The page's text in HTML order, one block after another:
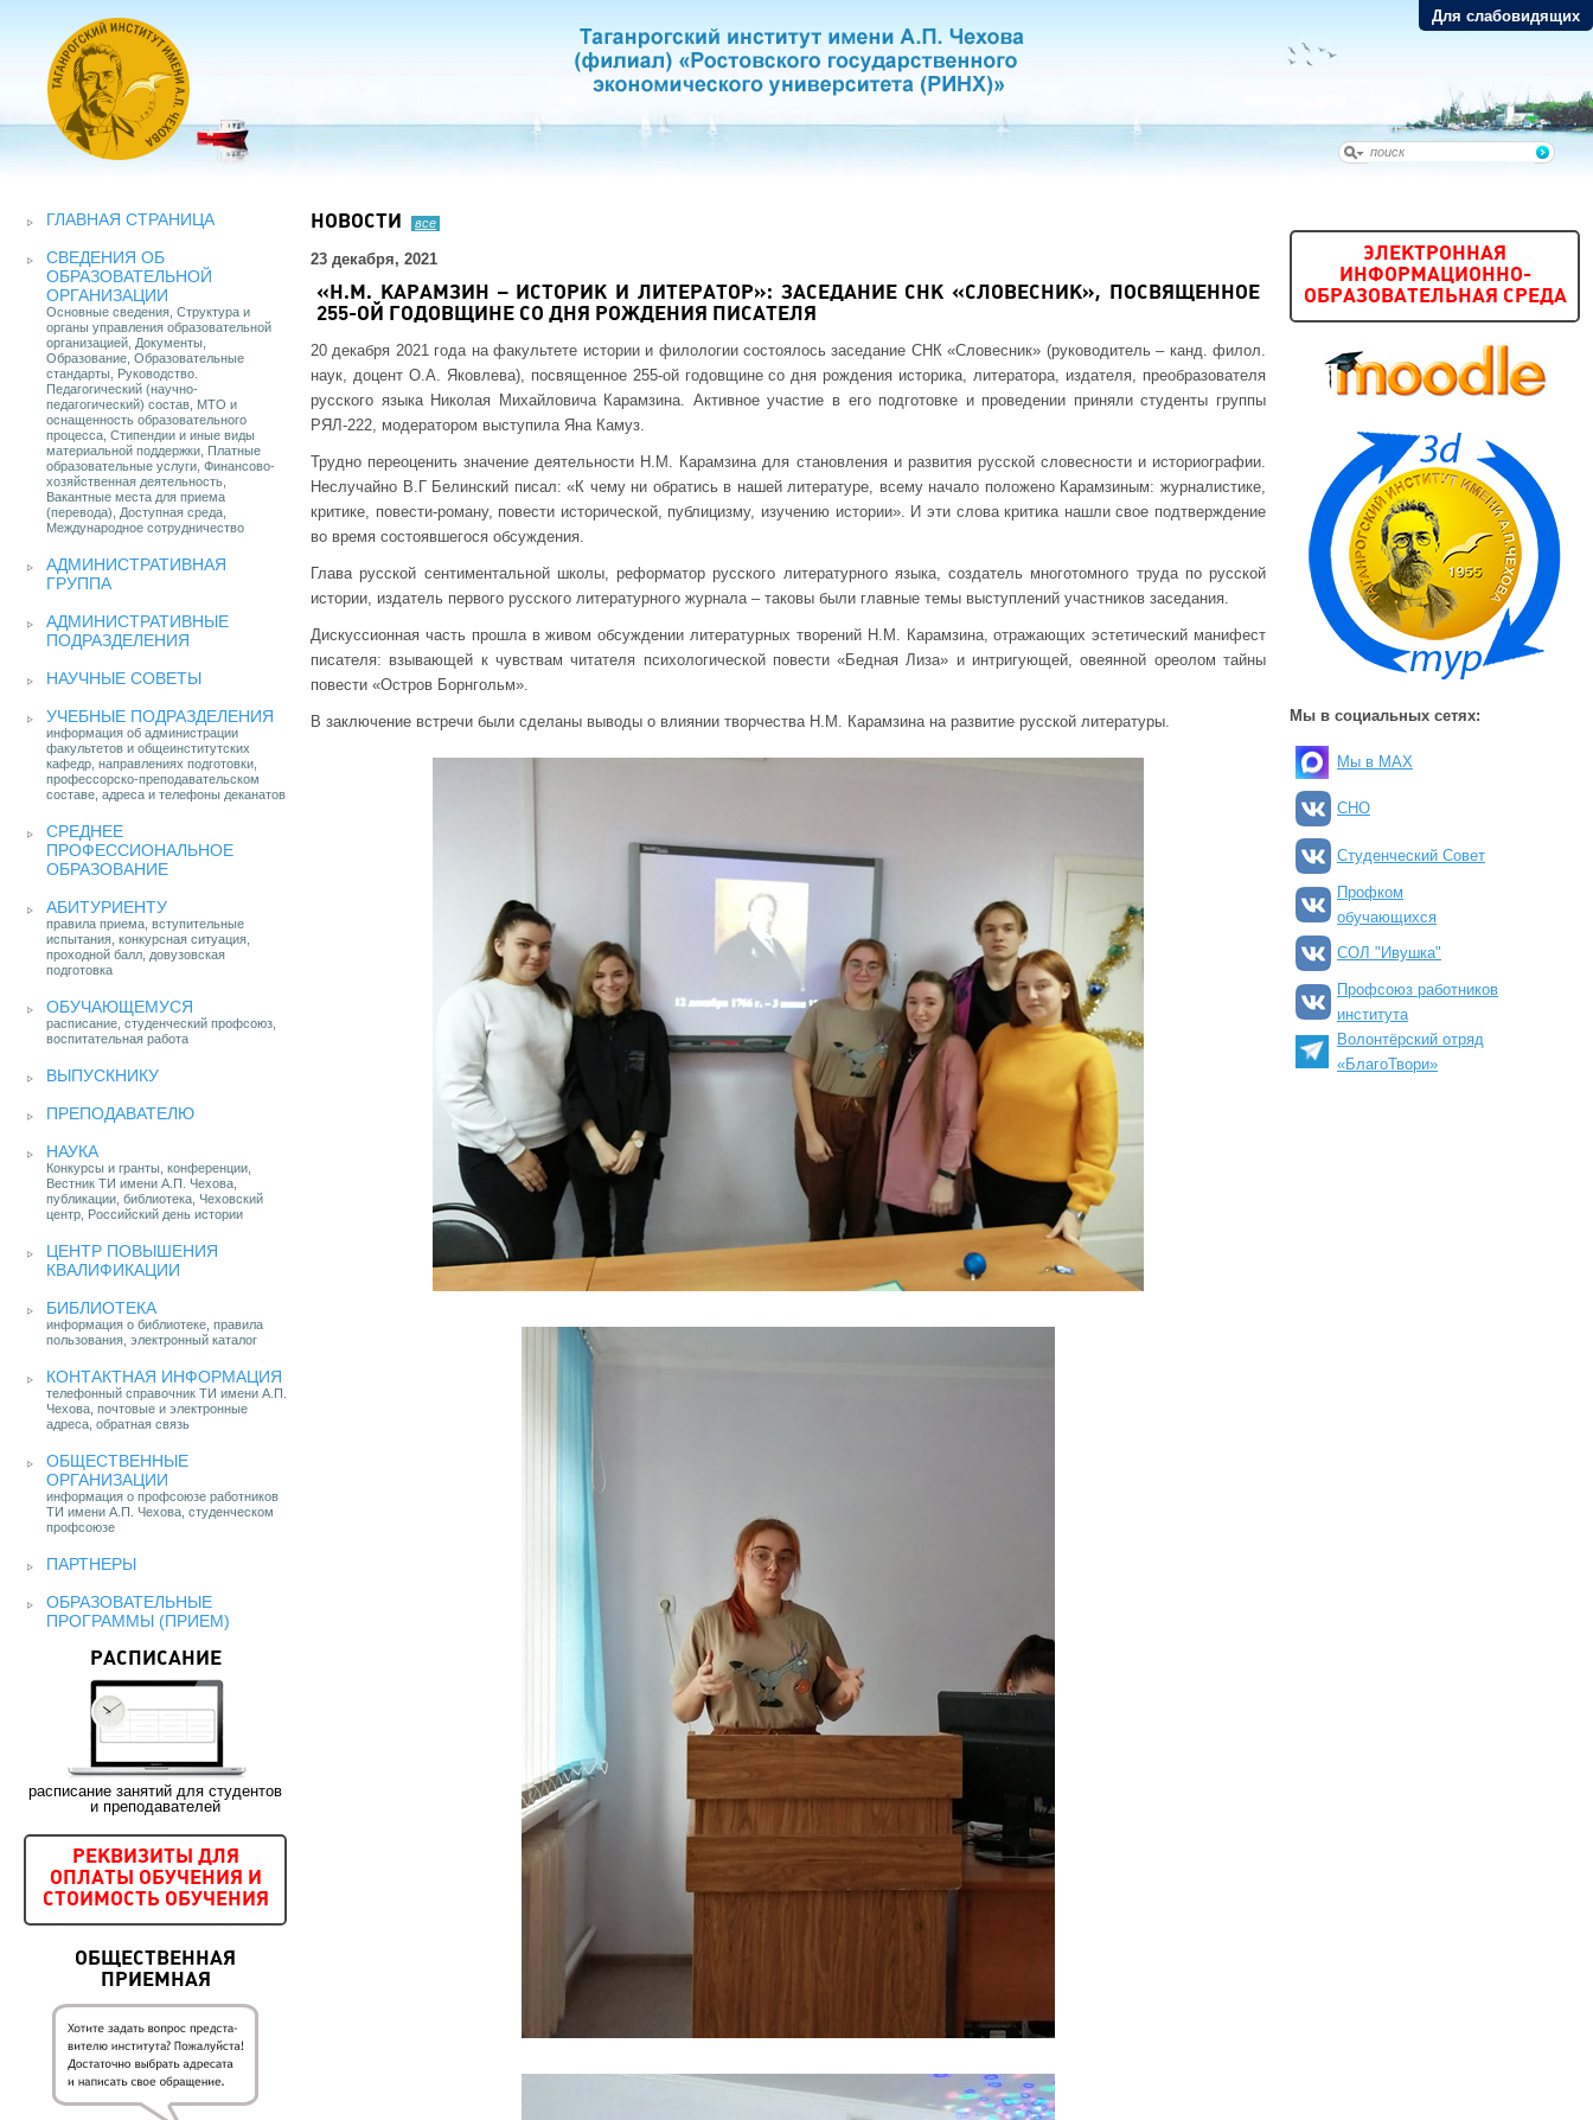
Для слабовидящих
ГЛАВНАЯ СТРАНИЦА
СВЕДЕНИЯ ОБ
ОБРАЗОВАТЕЛЬНОЙ
ОРГАНИЗАЦИИ
Основные сведения, Структура и
органы управления образовательной
организацией, Документы,
Образование, Образовательные
стандарты, Руководство.
Педагогический (научно-
педагогический) состав, МТО и
оснащенность образовательного
процесса, Стипендии и иные виды
материальной поддержки, Платные
образовательные услуги, Финансово-
хозяйственная деятельность,
Вакантные места для приема
(перевода), Доступная среда,
Международное сотрудничество
АДМИНИСТРАТИВНАЯ
ГРУППА
АДМИНИСТРАТИВНЫЕ
ПОДРАЗДЕЛЕНИЯ
НАУЧНЫЕ СОВЕТЫ
УЧЕБНЫЕ ПОДРАЗДЕЛЕНИЯ
информация об администрации
факультетов и общеинститутских
кафедр, направлениях подготовки,
профессорско-преподавательском
составе, адреса и телефоны деканатов
СРЕДНЕЕ
ПРОФЕССИОНАЛЬНОЕ
ОБРАЗОВАНИЕ
АБИТУРИЕНТУ
правила приема, вступительные
испытания, конкурсная ситуация,
проходной балл, довузовская
подготовка
ОБУЧАЮЩЕМУСЯ
расписание, студенческий профсоюз,
воспитательная работа
ВЫПУСКНИКУ
ПРЕПОДАВАТЕЛЮ
НАУКА
Конкурсы и гранты, конференции,
Вестник ТИ имени А.П. Чехова,
публикации, библиотека, Чеховский
центр, Российский день истории
ЦЕНТР ПОВЫШЕНИЯ
КВАЛИФИКАЦИИ
БИБЛИОТЕКА
информация о библиотеке, правила
пользования, электронный каталог
КОНТАКТНАЯ ИНФОРМАЦИЯ
телефонный справочник ТИ имени А.П.
Чехова, почтовые и электронные
адреса, обратная связь
ОБЩЕСТВЕННЫЕ
ОРГАНИЗАЦИИ
информация о профсоюзе работников
ТИ имени А.П. Чехова, студенческом
профсоюзе
ПАРТНЕРЫ
ОБРАЗОВАТЕЛЬНЫЕ
ПРОГРАММЫ (ПРИЕМ)
РАСПИСАНИЕ
расписание занятий для студентов
и преподавателей
РЕКВИЗИТЫ ДЛЯ
ОПЛАТЫ ОБУЧЕНИЯ И
СТОИМОСТЬ ОБУЧЕНИЯ
ОБЩЕСТВЕННАЯ
ПРИЕМНАЯ
НОВОСТИ все
23 декабря, 2021
«Н.М. КАРАМЗИН – ИСТОРИК И ЛИТЕРАТОР»: ЗАСЕДАНИЕ СНК «СЛОВЕСНИК», ПОСВЯЩЕННОЕ
255-ОЙ ГОДОВЩИНЕ СО ДНЯ РОЖДЕНИЯ ПИСАТЕЛЯ
20 декабря 2021 года на факультете истории и филологии состоялось заседание СНК «Словесник» (руководитель – канд. филол.
наук, доцент О.А. Яковлева), посвященное 255-ой годовщине со дня рождения историка, литератора, издателя, преобразователя
русского языка Николая Михайловича Карамзина. Активное участие в его подготовке и проведении приняли студенты группы
РЯЛ-222, модератором выступила Яна Камуз.
Трудно переоценить значение деятельности Н.М. Карамзина для становления и развития русской словесности и историографии.
Неслучайно В.Г Белинский писал: «К чему ни обратись в нашей литературе, всему начало положено Карамзиным: журналистике,
критике, повести-роману, повести исторической, публицизму, изучению истории». И эти слова критика нашли свое подтверждение
во время состоявшегося обсуждения.
Глава русской сентиментальной школы, реформатор русского литературного языка, создатель многотомного труда по русской
истории, издатель первого русского литературного журнала – таковы были главные темы выступлений участников заседания.
Дискуссионная часть прошла в живом обсуждении литературных творений Н.М. Карамзина, отражающих эстетический манифест
писателя: взывающей к чувствам читателя психологической повести «Бедная Лиза» и интригующей, овеянной ореолом тайны
повести «Остров Борнгольм».
В заключение встречи были сделаны выводы о влиянии творчества Н.М. Карамзина на развитие русской литературы.
ЭЛЕКТРОННАЯ
ИНФОРМАЦИОННО-
ОБРАЗОВАТЕЛЬНАЯ СРЕДА
Мы в социальных сетях:
Мы в MAX
СНО
Студенческий Совет
Профком
обучающихся
СОЛ "Ивушка"
Профсоюз работников
института
Волонтёрский отряд
«БлагоТвори»